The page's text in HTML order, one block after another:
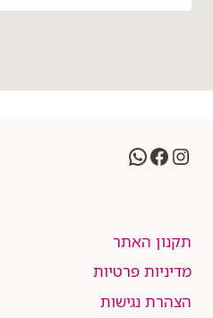
Instagram
Facebook
WhatsApp
תקנון האתר
מדיניות פרטיות
הצהרת נגישות